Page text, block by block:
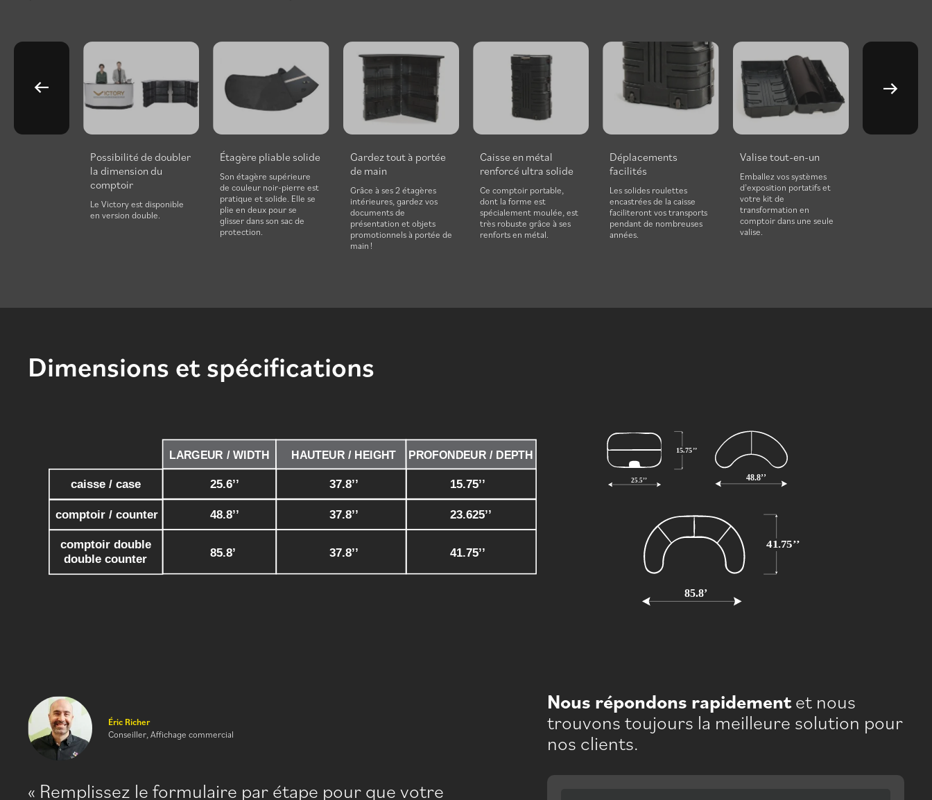
Possibilité de doubler
la dimension du
comptoir
Le Victory est disponible
en version double.
Étagère pliable solide
Son étagère supérieure
de couleur noir-pierre est
pratique et solide. Elle se
plie en deux pour se
glisser dans son sac de
protection.
Gardez tout à portée
de main
Grâce à ses 2 étagères
intérieures, gardez vos
documents de
présentation et objets
promotionnels à portée de
main !
Caisse en métal
renforcé ultra solide
Ce comptoir portable,
dont la forme est
spécialement moulée, est
très robuste grâce à ses
renforts en métal.
Déplacements
facilités
Les solides roulettes
encastrées de la caisse
faciliteront vos transports
pendant de nombreuses
années.
Valise tout-en-un
Emballez vos systèmes
d’exposition portatifs et
votre kit de
transformation en
comptoir dans une seule
valise.
Dimensions et spécifications
Remplissez le formulaire par étape pour que votre
Éric Richer
Conseiller, Affichage commercial
Nous répondons rapidementet nous
trouvons toujours la meilleure solution pour
nos clients.